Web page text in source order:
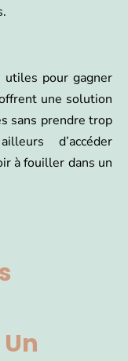
utiles pour gagner
une solution
sans prendre trop
d’accéder
à fouiller dans un